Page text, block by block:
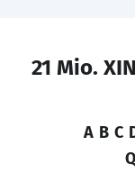
21 Mio.
A B C
Q